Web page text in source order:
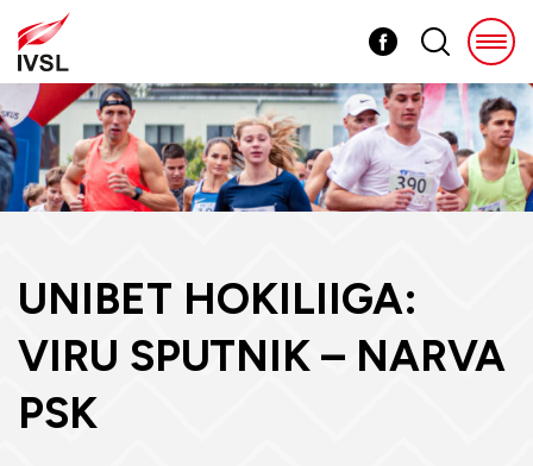
UNIBET HOKILIIGA:
VIRU SPUTNIK – NARVA
PSK